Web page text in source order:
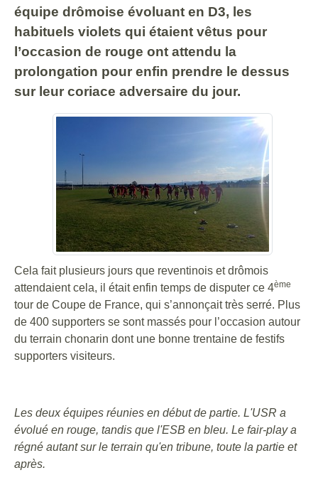
équipe drômoise évoluant en D3, les
habituels violets qui étaient vêtus pour
l’occasion de rouge ont attendu la
prolongation pour enfin prendre le dessus
sur leur coriace adversaire du jour.
Cela fait plusieurs jours que reventinois et drômois
attendaient cela, il était enfin temps de disputer ce 4ème
tour de Coupe de France, qui s’annonçait très serré. Plus
de 400 supporters se sont massés pour l’occasion autour
du terrain chonarin dont une bonne trentaine de festifs
supporters visiteurs.
Les deux équipes réunies en début de partie. L'USR a
évolué en rouge, tandis que l'ESB en bleu. Le fair-play a
régné autant sur le terrain qu'en tribune, toute la partie et
après.